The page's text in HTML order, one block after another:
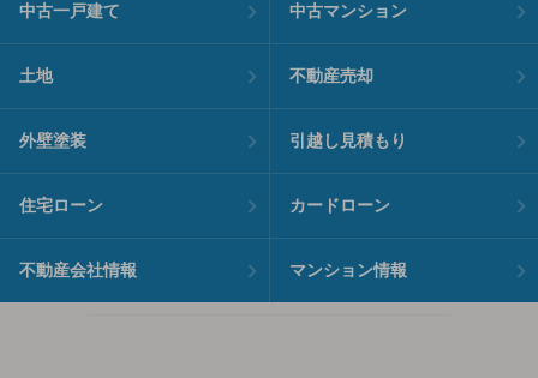
中古一戸建て 中古マンション
土地 不動産売却
外壁塗装 引越し見積もり
住宅ローン カードローン
不動産会社情報 マンション情報